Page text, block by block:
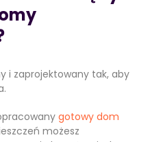
i zaprojektowany tak, aby
gotowy dom
możesz